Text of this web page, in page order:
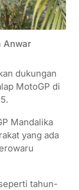
Anwar
dukungan
MotoGP di
Mandalika
yang ada
tahun-